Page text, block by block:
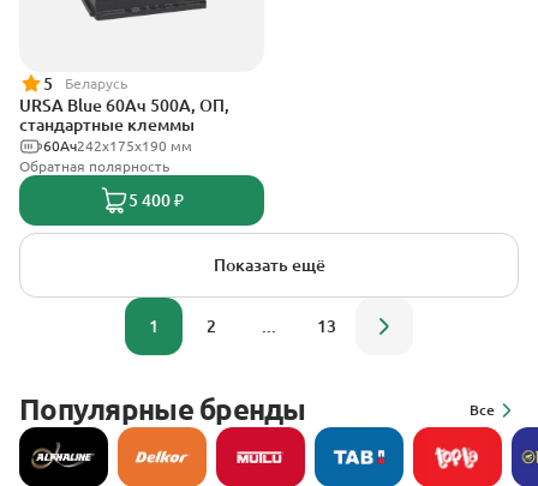
5 Беларусь
URSA Blue 60Ач 500А, ОП,
стандартные клеммы
242х175х190 мм
60Ач
Обратная полярность
5 400 ₽
Показать ещё
1 2 13
Популярные бренды Все